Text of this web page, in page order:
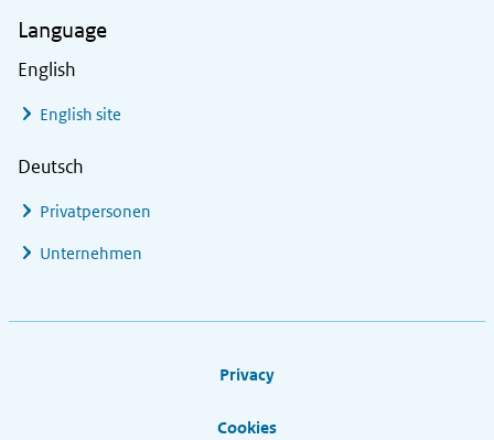
Language
English
English site
Deutsch
Privatpersonen
Unternehmen
Privacy
Cookies